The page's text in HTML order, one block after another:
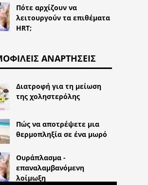
Πότε αρχίζουν να
λειτουργούν τα επιθέματα
HRT;
ΑΝΑΡΤΉΣΕΙΣ
Διατροφή για τη μείωση
της χοληστερόλης
Πώς να αποτρέψετε μια
θερμοπληξία σε ένα μωρό
Ουράπλασμα -
επαναλαμβανόμενη
λοίμωξη